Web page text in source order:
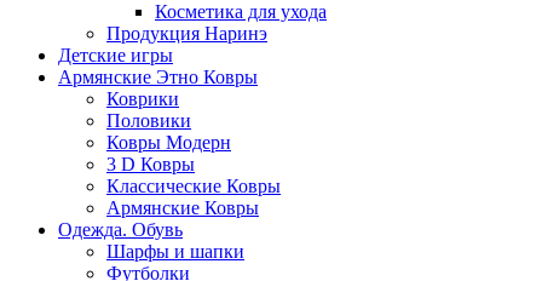
Косметика для ухода
Продукция Наринэ
Детские игры
Армянские Этно Ковры
Коврики
Половики
Ковры Модерн
3 D Ковры
Классические Ковры
Армянские Ковры
Одежда. Обувь
Шарфы и шапки
Футболки